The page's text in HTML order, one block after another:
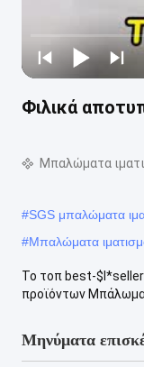
Φιλικά
Μπαλώματα
#SGS μπαλώματα
#Μπαλώματα
Το τοπ best-
προϊόντων Μπάλωμα
Μηνύματα